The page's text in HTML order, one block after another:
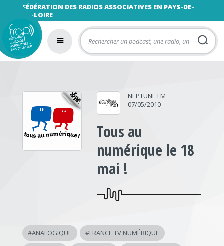
FÉDÉRATION DES RADIOS ASSOCIATIVES EN PAYS-DE-
LA-LOIRE
NEPTUNE FM
07/05/2010
Tous au
numérique le 18
mai !
#ANALOGIQUE #FRANCE TV NUMÉRIQUE